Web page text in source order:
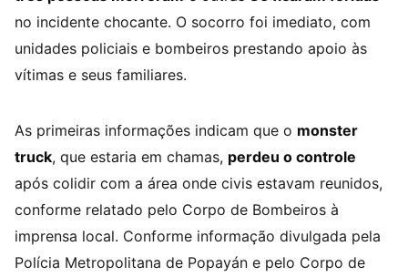
no incidente chocante. O socorro foi imediato, com
unidades policiais e bombeiros prestando apoio às
vítimas e seus familiares.
As primeiras informações indicam que o monster
truck, que estaria em chamas, perdeu o controle
após colidir com a área onde civis estavam reunidos,
conforme relatado pelo Corpo de Bombeiros à
imprensa local. Conforme informação divulgada pela
Polícia Metropolitana de Popayán e pelo Corpo de